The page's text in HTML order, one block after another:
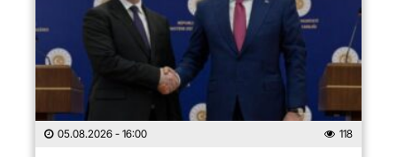
05.08.2026 - 16:00 118